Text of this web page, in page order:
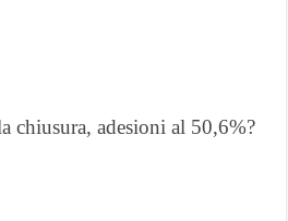
chiusura, adesioni al 50,6%?